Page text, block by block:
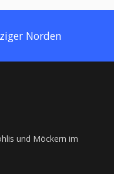
Norden
und Möckern im